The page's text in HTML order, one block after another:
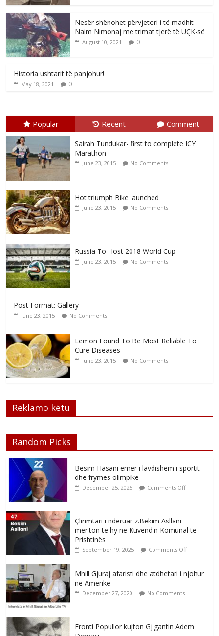
Nesër shënohet përvjetori i të madhit
Naim Nimonaj me trimat tjerë të UÇK-së
August 10, 2021 0
Historia ushtarit të panjohur!
May 18, 2021 0
Popular Recent Comment
Sairah Tundukar- first to complete ICY
Marathon
June 23, 2015 No Comments
Hot triumph Bike launched
June 23, 2015 No Comments
Russia To Host 2018 World Cup
June 23, 2015 No Comments
Post Format: Gallery
June 23, 2015 No Comments
Lemon Found To Be Most Reliable To
Cure Diseases
June 23, 2015 No Comments
Reklamo këtu
Random Picks
Besim Hasani emër i lavdishëm i sportit
dhe frymes olimpike
December 25, 2025 Comments Off
Çlirimtari i nderuar z.Bekim Asllani
meriton të hy në Kuvendin Komunal të
Prishtinës
September 19, 2025 Comments Off
Mhill Gjuraj afaristi dhe atdhetari i njohur
në Amerikë
December 27, 2020 No Comments
Fronti Popullor kujton Gjigantin Adem